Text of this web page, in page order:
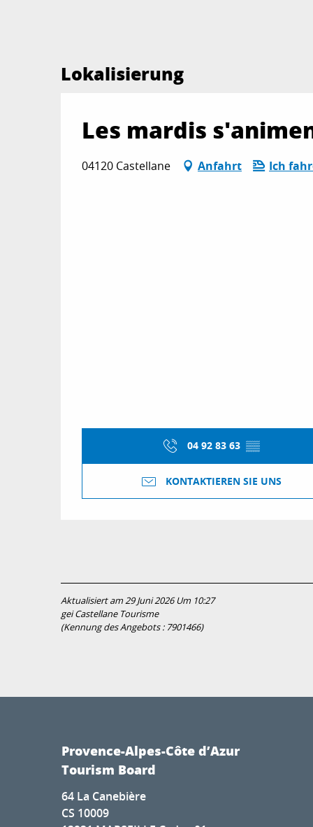
Lokalisierung
Les mardis
04120 Castellane Anfahrt Ich
04 92 83 63 ▒▒
KONTAKTIEREN SIE UNS
Aktualisiert am 29 Juni 2026 Um 10:27
gei Castellane Tourisme
(Kennung des Angebots : 7901466)
Provence-Alpes-Côte d’Azur
Tourism Board
64 La Canebière
CS 10009